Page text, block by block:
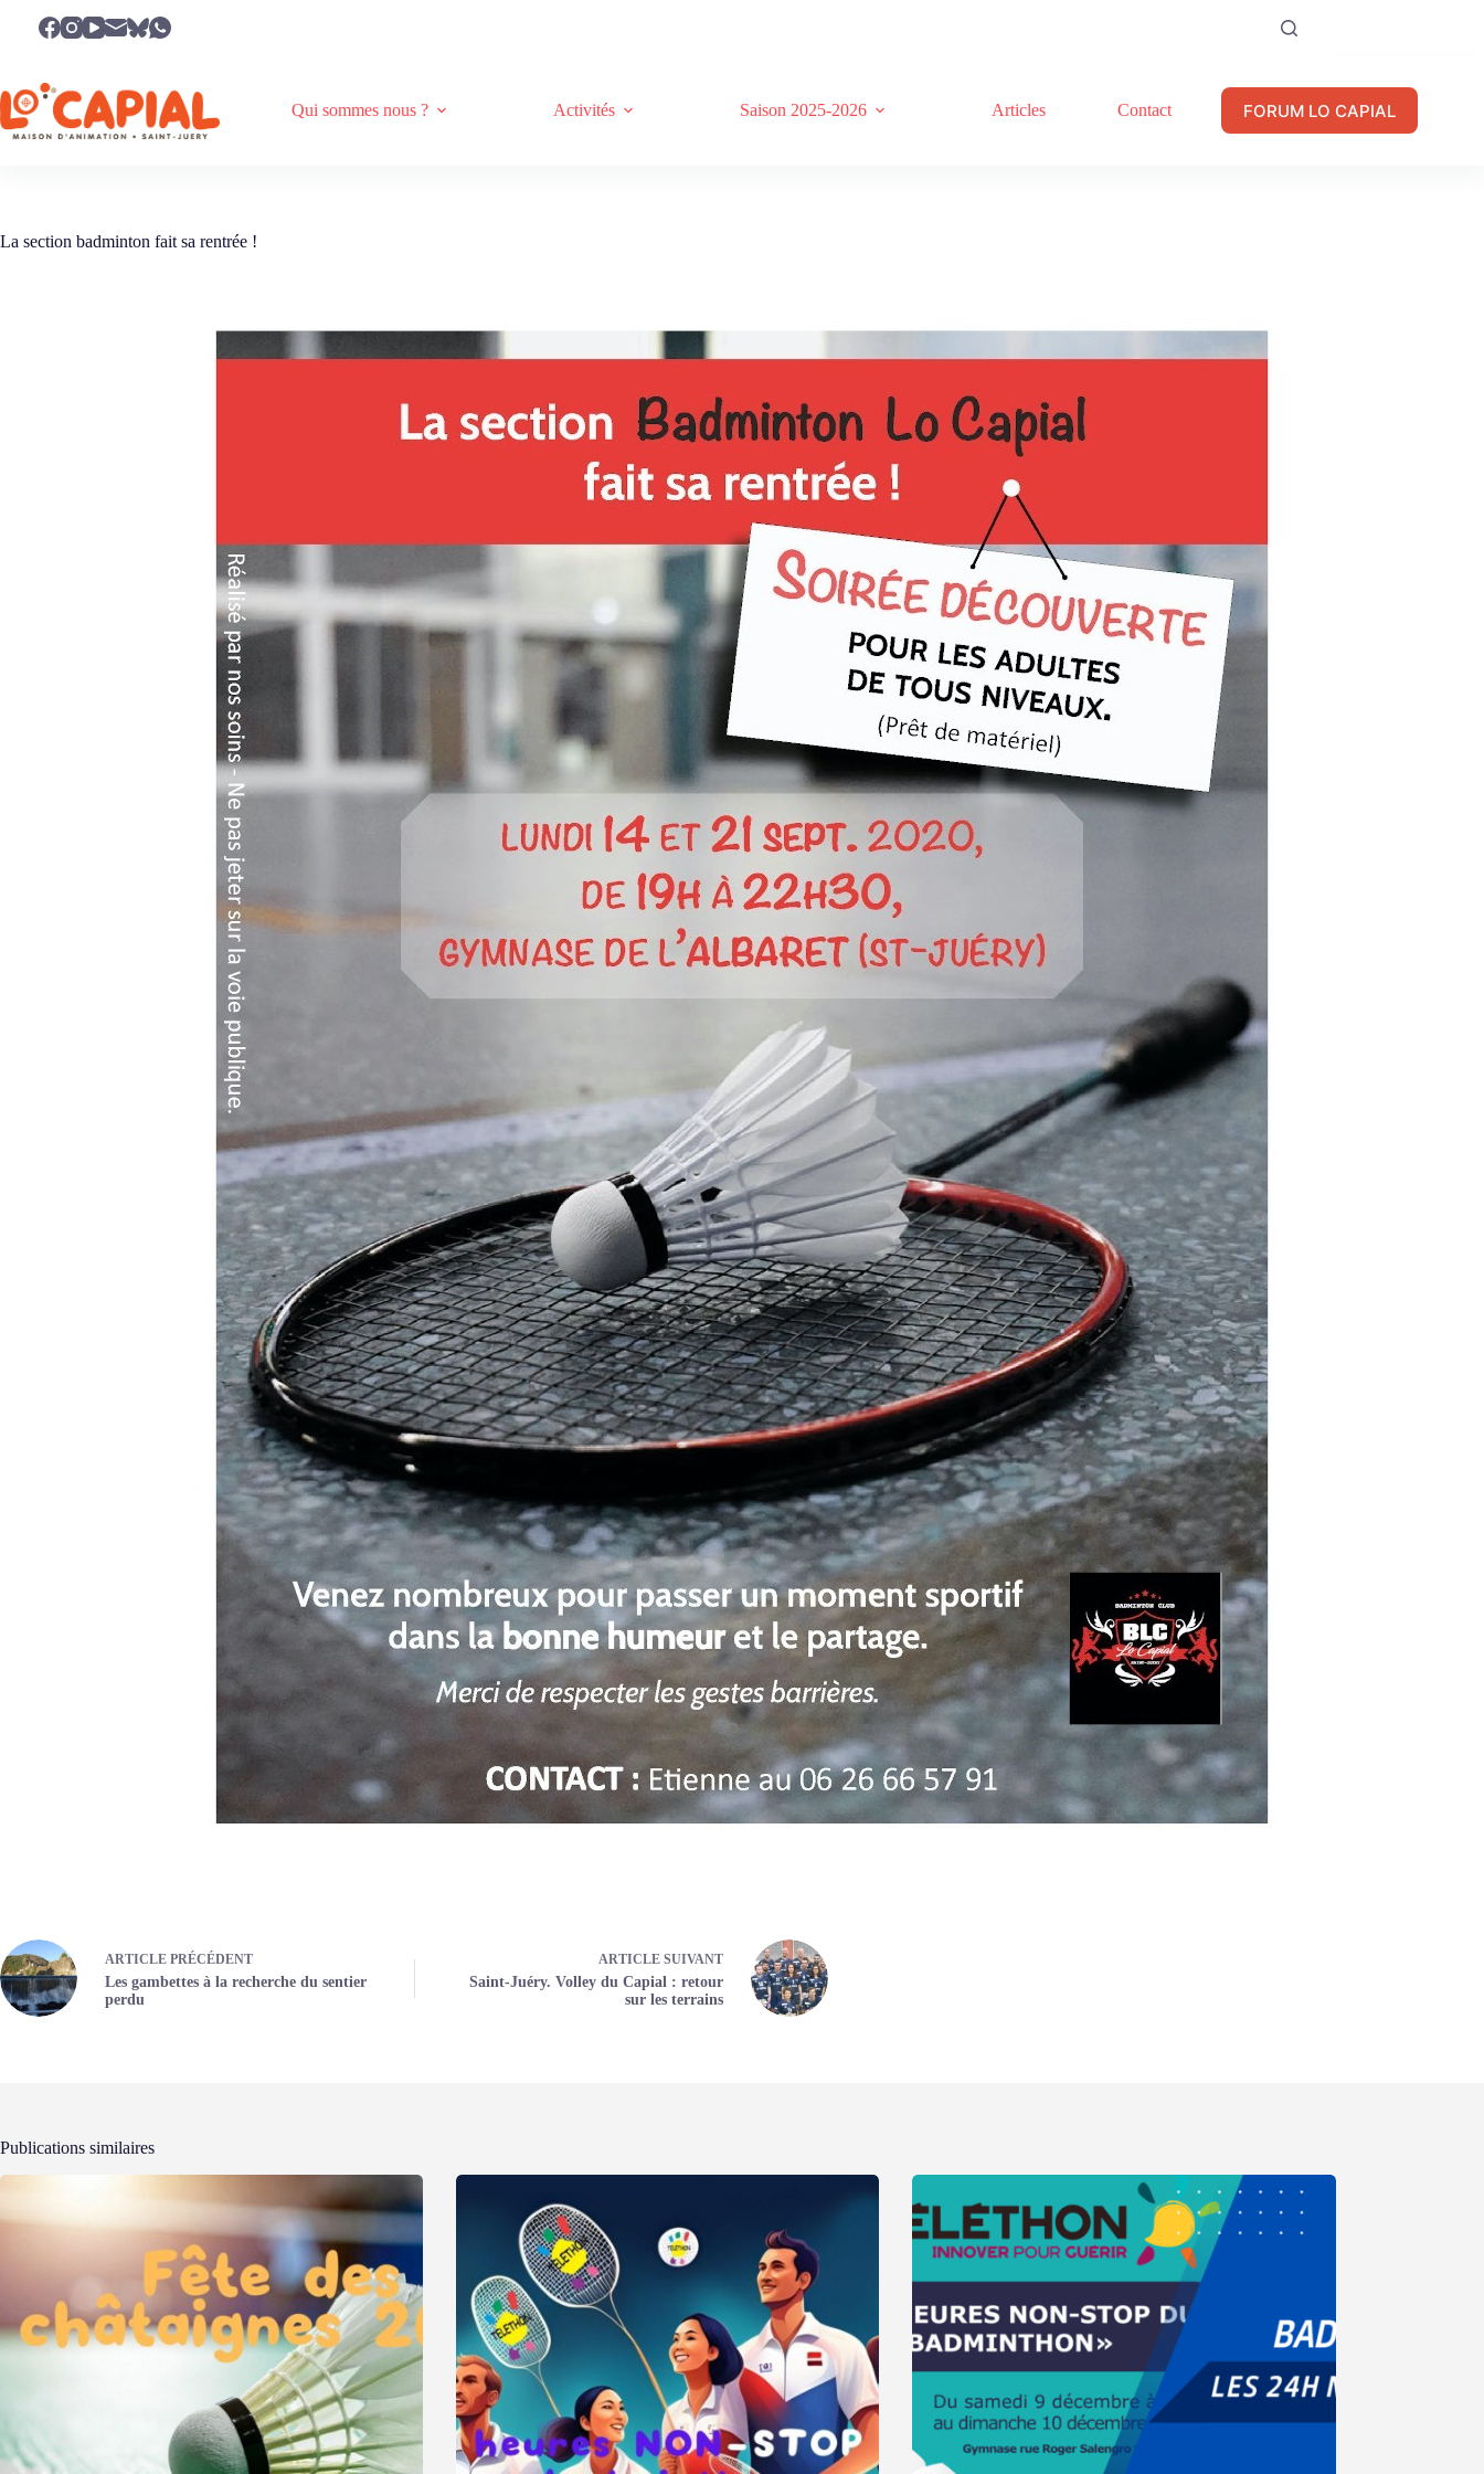
Qui sommes nous ? Activités Saison 2025-2026 Articles Contact FORUM LO CAPIAL
La section badminton fait sa rentrée !
ARTICLE PRÉCÉDENT
Les gambettes à la recherche du sentier
perdu
ARTICLE SUIVANT
Saint-Juéry. Volley du Capial : retour
sur les terrains
Publications similaires